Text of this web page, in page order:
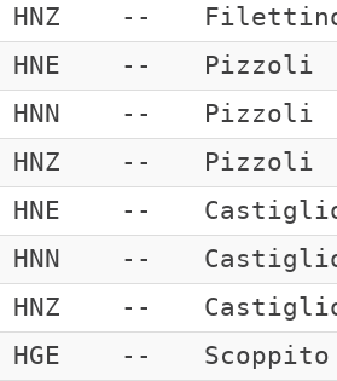
HNZ --
HNE --
Pizzoli
HNN --
Pizzoli
HNZ --
Pizzoli
HNE --
HNN --
HNZ --
HGE --
Scoppito